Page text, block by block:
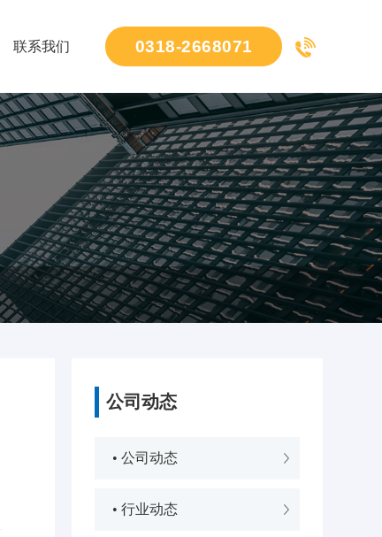
0318-2668071
联系我们
公司动态
• 公司动态
• 行业动态